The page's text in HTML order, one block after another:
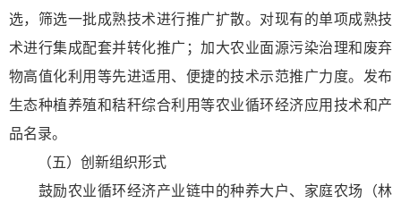
选，筛选一批成熟技术进行推广扩散。对现有的单项成熟技
术进行集成配套并转化推广；加大农业面源污染治理和废弃
物高值化利用等先进适用、便捷的技术示范推广力度。发布
生态种植养殖和秸秆综合利用等农业循环经济应用技术和产
品名录。
（五）创新组织形式
鼓励农业循环经济产业链中的种养大户、家庭农场（林